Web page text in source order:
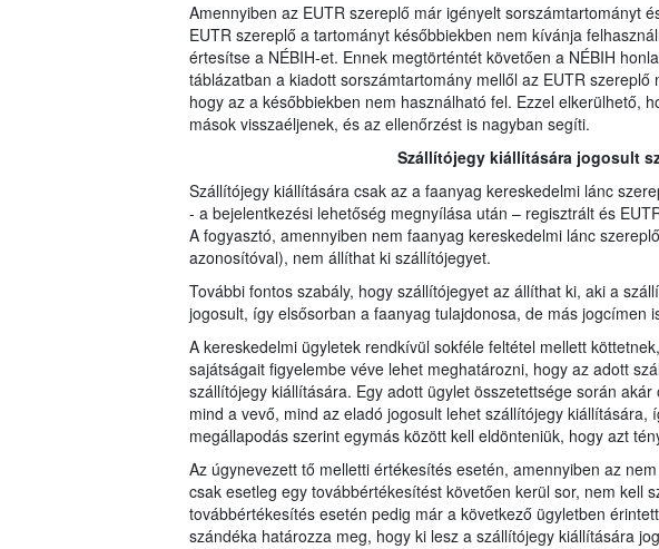
Amennyiben az EUTR szereplő már igényelt sorszámtartományt
EUTR szereplő a tartományt későbbiekben nem kívánja
értesítse a NÉBIH-et. Ennek megtörténtét követően a NÉBIH
táblázatban a kiadott sorszámtartomány mellől az EUTR
hogy az a későbbiekben nem használható fel. Ezzel elkerülhető,
mások visszaéljenek, és az ellenőrzést is nagyban segíti.
Szállítójegy kiállítására jogosult
Szállítójegy kiállítására csak az a faanyag kereskedelmi lánc
- a bejelentkezési lehetőség megnyílása után – regisztrált és
A fogyasztó, amennyiben nem faanyag kereskedelmi lánc
azonosítóval), nem állíthat ki szállítójegyet.
További fontos szabály, hogy szállítójegyet az állíthat ki, aki a
jogosult, így elsősorban a faanyag tulajdonosa, de más jogcímen
A kereskedelmi ügyletek rendkívül sokféle feltétel mellett
sajátságait figyelembe véve lehet meghatározni, hogy az adott
szállítójegy kiállítására. Egy adott ügylet összetettsége során
mind a vevő, mind az eladó jogosult lehet szállítójegy kiállítására,
megállapodás szerint egymás között kell eldönteniük, hogy azt
Az úgynevezett tő melletti értékesítés esetén, amennyiben az
csak esetleg egy továbbértékesítést követően kerül sor, nem kell
továbbértékesítés esetén pedig már a következő ügyletben
szándéka határozza meg, hogy ki lesz a szállítójegy kiállítására